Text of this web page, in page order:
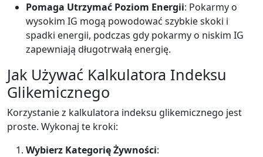
Pomaga Utrzymać Poziom Energii: Pokarmy o
wysokim IG mogą powodować szybkie skoki i
spadki energii, podczas gdy pokarmy o niskim IG
zapewniają długotrwałą energię.
Jak Używać Kalkulatora Indeksu
Glikemicznego
Korzystanie z kalkulatora indeksu glikemicznego jest
proste. Wykonaj te kroki:
Wybierz Kategorię Żywności: